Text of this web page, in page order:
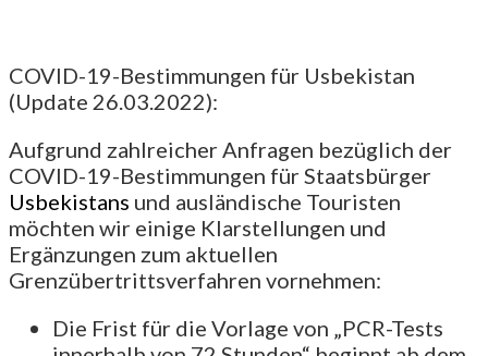
COVID-19-Bestimmungen für Usbekistan
(Update 26.03.2022):
Aufgrund zahlreicher Anfragen bezüglich der
COVID-19-Bestimmungen für Staatsbürger
Usbekistans und ausländische Touristen
möchten wir einige Klarstellungen und
Ergänzungen zum aktuellen
Grenzübertrittsverfahren vornehmen:
Die Frist für die Vorlage von „PCR-Tests